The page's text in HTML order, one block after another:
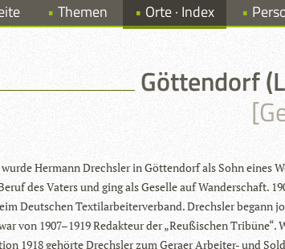
Themen Orte · Index
Göttendorf
wurde Her­mann Drechs­ler in Göt­ten­dorf als Sohn eines
des Vaters und ging als Geselle auf Wan­der­schaft.
Deut­schen Tex­til­ar­bei­ter­ver­band. Drechs­ler begann
von 1907–1919 Redak­teur der „Reu­ßi­schen
1918 gehörte Drechs­ler zum Geraer Arbei­ter- und